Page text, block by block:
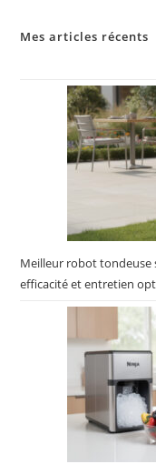
Mes articles récents
Meilleur robot tondeuse
efficacité et entretien